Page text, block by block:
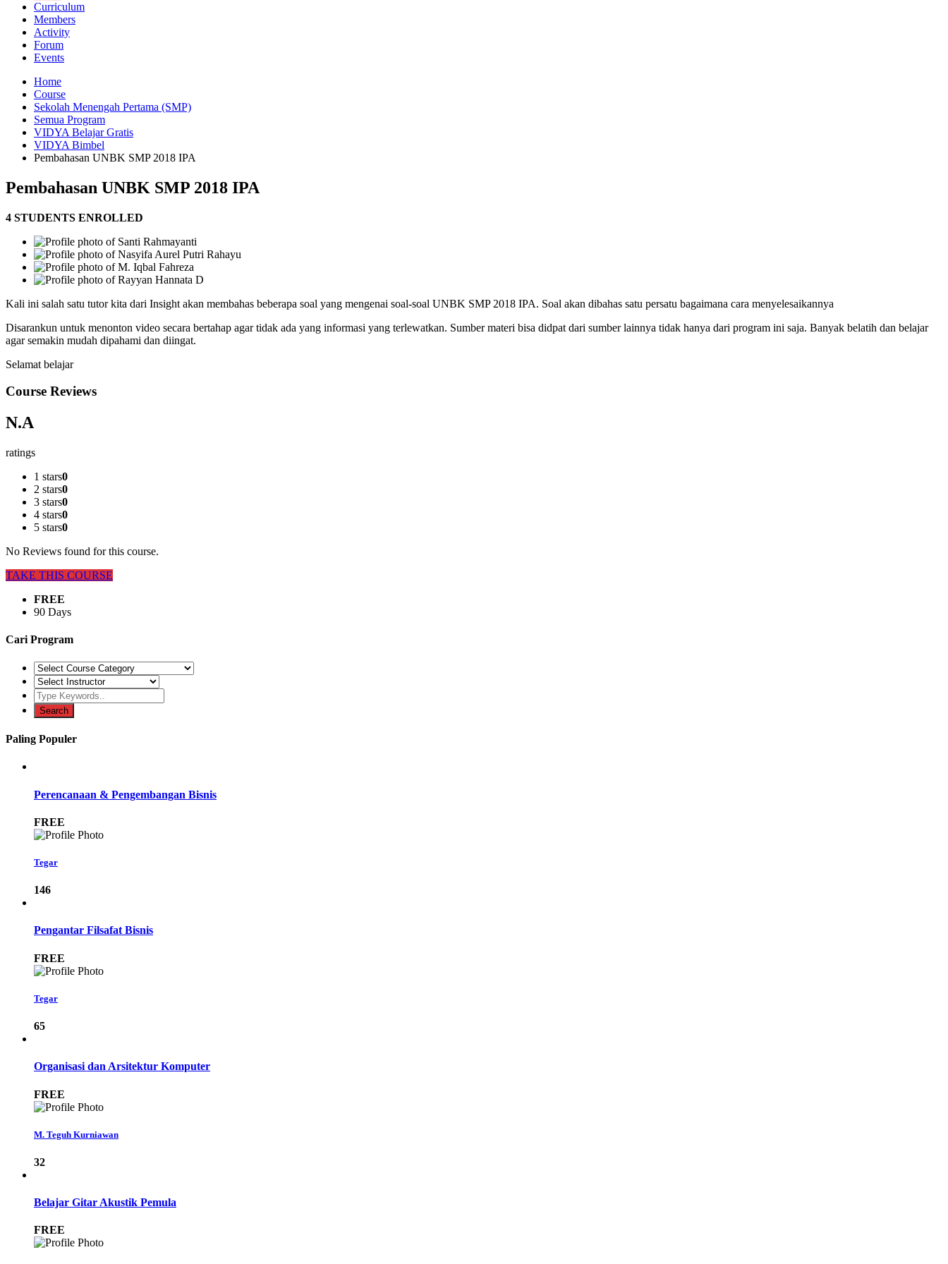
Curriculum
Members
Activity
Forum
Events
Home
Course
Sekolah Menengah Pertama (SMP)
Semua Program
VIDYA Belajar Gratis
VIDYA Bimbel
Pembahasan UNBK SMP 2018 IPA
Pembahasan UNBK SMP 2018 IPA
4 STUDENTS ENROLLED
Kali ini salah satu tutor kita dari Insight akan membahas beberapa soal yang mengenai soal-soal UNBK SMP 2018 IPA. Soal akan dibahas satu persatu bagaimana cara menyelesaikannya
Disarankun untuk menonton video secara bertahap agar tidak ada yang informasi yang terlewatkan. Sumber materi bisa didpat dari sumber lainnya tidak hanya dari program ini saja. Banyak belatih dan belajar
agar semakin mudah dipahami dan diingat.
Selamat belajar
Course Reviews
N.A
ratings
1 stars0
2 stars0
3 stars0
4 stars0
5 stars0
No Reviews found for this course.
TAKE THIS COURSE
FREE
90 Days
Cari Program
Paling Populer
Perencanaan & Pengembangan Bisnis
FREE
Tegar
146
Pengantar Filsafat Bisnis
FREE
Tegar
65
Organisasi dan Arsitektur Komputer
FREE
M. Teguh Kurniawan
32
Belajar Gitar Akustik Pemula
FREE